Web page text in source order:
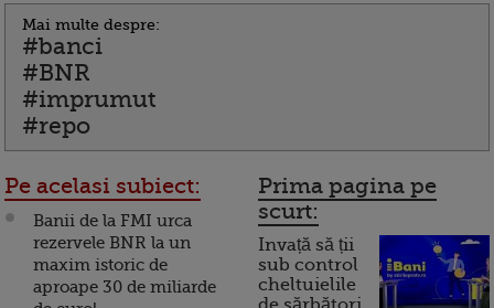
Mai multe despre:
#banci
#BNR
#imprumut
#repo
Pe acelasi subiect:
Banii de la FMI urca
rezervele BNR la un
maxim istoric de
aproape 30 de miliarde
Prima pagina pe
scurt:
Invață să ții
sub control
cheltuielile